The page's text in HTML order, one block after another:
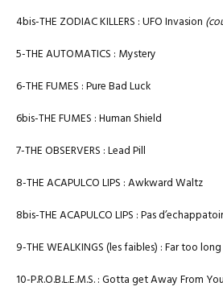
4bis-THE ZODIAC KILLERS : UFO Invasion
5-THE AUTOMATICS : Mystery
6-THE FUMES : Pure Bad Luck
6bis-THE FUMES : Human Shield
7-THE OBSERVERS : Lead Pill
8-THE ACAPULCO LIPS : Awkward Waltz
8bis-THE ACAPULCO LIPS : Pas
9-THE WEALKINGS (les faibles) : Far too long
10-P.R.O.B.L.E.M.S. : Gotta get Away From You